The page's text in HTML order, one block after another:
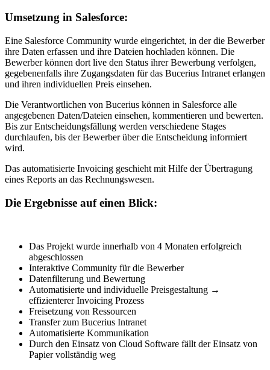
Umsetzung in Salesforce:
Eine Salesforce Community wurde eingerichtet, in der die Bewerber
ihre Daten erfassen und ihre Dateien hochladen können. Die
Bewerber können dort live den Status ihrer Bewerbung verfolgen,
gegebenenfalls ihre Zugangsdaten für das Bucerius Intranet erlangen
und ihren individuellen Preis einsehen.
Die Verantwortlichen von Bucerius können in Salesforce alle
angegebenen Daten/Dateien einsehen, kommentieren und bewerten.
Bis zur Entscheidungsfällung werden verschiedene Stages
durchlaufen, bis der Bewerber über die Entscheidung informiert
wird.
Das automatisierte Invoicing geschieht mit Hilfe der Übertragung
eines Reports an das Rechnungswesen.
Die Ergebnisse auf einen Blick:
Das Projekt wurde innerhalb von 4 Monaten erfolgreich
abgeschlossen
Interaktive Community für die Bewerber
Datenfilterung und Bewertung
Automatisierte und individuelle Preisgestaltung →
effizienterer Invoicing Prozess
Freisetzung von Ressourcen
Transfer zum Bucerius Intranet
Automatisierte Kommunikation
Durch den Einsatz von Cloud Software fällt der Einsatz von
Papier vollständig weg